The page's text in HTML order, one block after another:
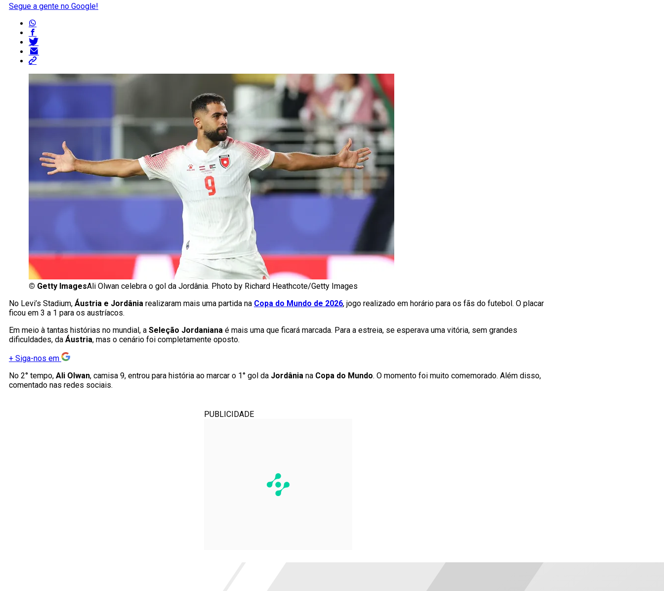
Segue a gente no Google!
© Getty ImagesAli Olwan celebra o gol da Jordânia. Photo by Richard Heathcote/Getty Images
No Levi’s Stadium, Áustria e Jordânia realizaram mais uma partida na Copa do Mundo de 2026, jogo realizado em horário para os fãs do futebol. O placar
ficou em 3 a 1 para os austríacos.
Em meio à tantas histórias no mundial, a Seleção Jordaniana é mais uma que ficará marcada. Para a estreia, se esperava uma vitória, sem grandes
dificuldades, da Áustria, mas o cenário foi completamente oposto.
+ Siga-nos em
No 2° tempo, Ali Olwan, camisa 9, entrou para história ao marcar o 1° gol da Jordânia na Copa do Mundo. O momento foi muito comemorado. Além disso,
comentado nas redes sociais.
PUBLICIDADE